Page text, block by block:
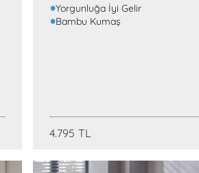
Yorgunluğa İyi Gelir
Bambu Kumaş
4.795 TL